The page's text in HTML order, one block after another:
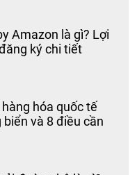
Amazon là gì? Lợi
ký chi tiết
hóa quốc tế
và 8 điều cần